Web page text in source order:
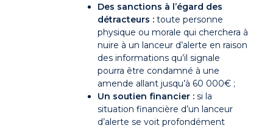
Des sanctions à l’égard des
détracteurs : toute personne
physique ou morale qui cherchera à
nuire à un lanceur d’alerte en raison
des informations qu’il signale
pourra être condamné à une
amende allant jusqu’à 60 000€ ;
Un soutien financier : si la
situation financière d’un lanceur
d’alerte se voit profondément